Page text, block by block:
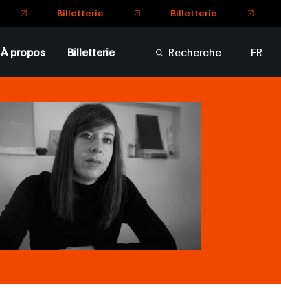
Billetterie Billetterie
À propos Billetterie Recherche
FR